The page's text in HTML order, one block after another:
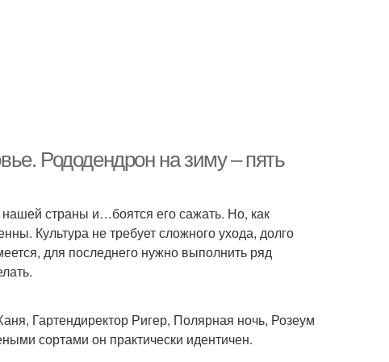
Рододендрон на зиму – пять
страны и…боятся его сажать. Но, как
Культура не требует сложного ухода, долго
для последнего нужно выполнить ряд
Гартендиректор Ригер, Полярная ночь, Розеум
сортами он практически идентичен.